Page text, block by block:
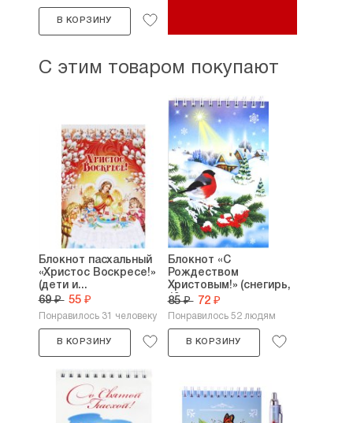
В КОРЗИНУ
С этим товаром покупают
Блокнот пасхальный
«Христос Воскресе!»
(дети и...
69 ₽ 55 ₽
Понравилось 31 человеку
В КОРЗИНУ
Блокнот «С
Рождеством
Христовым!» (снегирь,
10 х...
85 ₽ 72 ₽
Понравилось 52 людям
В КОРЗИНУ